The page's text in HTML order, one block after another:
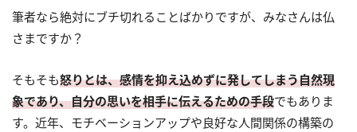
筆者なら絶対にブチ切れることばかりですが、みなさんは仏
さまですか？
そもそも怒りとは、感情を抑え込めずに発してしまう自然現
象であり、自分の思いを相手に伝えるための手段でもありま
す。近年、モチベーションアップや良好な人間関係の構築の